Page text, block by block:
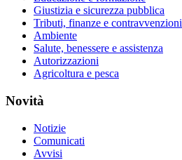
Giustizia e sicurezza pubblica
Tributi, finanze e contravvenzioni
Ambiente
Salute, benessere e assistenza
Autorizzazioni
Agricoltura e pesca
Novità
Notizie
Comunicati
Avvisi